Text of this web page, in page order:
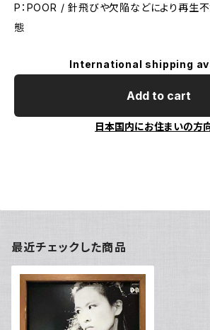
P：POOR / 針飛びや欠陥などにより再生
態
International shipping
Add to cart
日本国内にお住まいの方
最近チェックした商品